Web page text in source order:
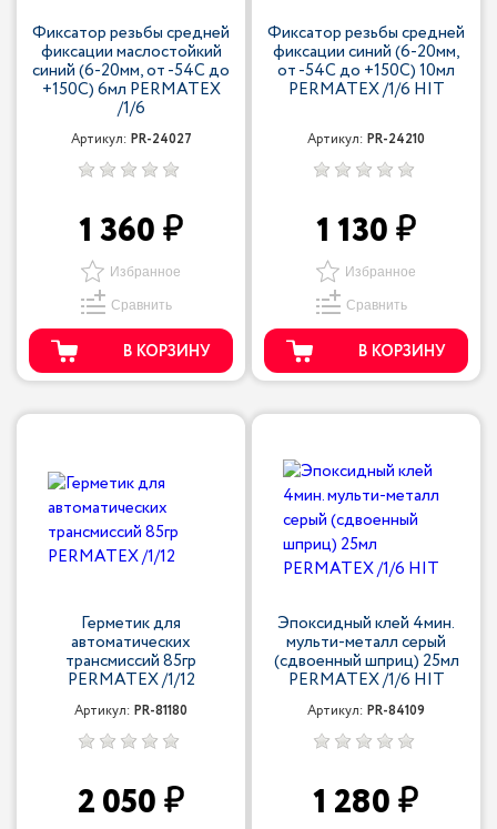
Фиксатор резьбы средней
фиксации маслостойкий
синий (6-20мм, от -54С до
+150С) 6мл PERMATEX
/1/6
Артикул: PR-24027
1 360
Избранное
Сравнить
В КОРЗИНУ
Фиксатор резьбы средней
фиксации синий (6-20мм,
от -54С до +150С) 10мл
PERMATEX /1/6 HIT
Артикул: PR-24210
1 130
Избранное
Сравнить
В КОРЗИНУ
Герметик для
автоматических
трансмиссий 85гр
PERMATEX /1/12
Артикул: PR-81180
2 050
Эпоксидный клей 4мин.
мульти-металл серый
(сдвоенный шприц) 25мл
PERMATEX /1/6 HIT
Артикул: PR-84109
1 280